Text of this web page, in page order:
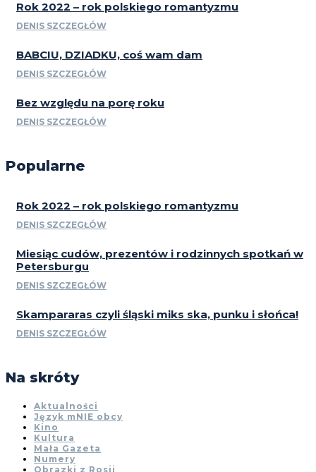
Rok 2022 – rok polskiego romantyzmu
DENIS SZCZEGŁÓW
BABCIU, DZIADKU, coś wam dam
DENIS SZCZEGŁÓW
Bez względu na porę roku
DENIS SZCZEGŁÓW
Popularne
Rok 2022 – rok polskiego romantyzmu
DENIS SZCZEGŁÓW
Miesiąc cudów, prezentów i rodzinnych spotkań w
Petersburgu
DENIS SZCZEGŁÓW
Skampararas czyli śląski miks ska, punku i słońca!
DENIS SZCZEGŁÓW
Na skróty
Aktualności
Język mNIE obcy
Kino
Kultura
Mała Gazeta
Numery
Obrazki z Rosji